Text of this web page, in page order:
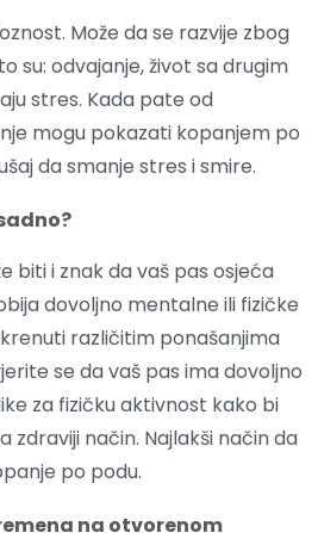
Može da se razvije zbog
su: odvajanje, život sa drugim
stres. Kada pate od
mogu pokazati kopanjem po
da smanje stres i smire.
biti i znak da vaš pas osjeća
dovoljno mentalne ili fizičke
različitim ponašanjima
se da vaš pas ima dovoljno
za fizičku aktivnost kako bi
zdraviji način. Najlakši način da
po podu.
na otvorenom